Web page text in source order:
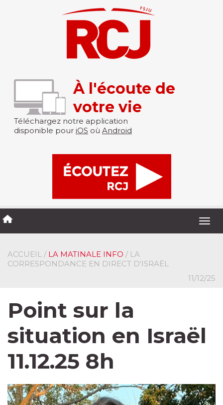
À l'écoute de
votre vie
Téléchargez notre application
disponible pour iOS où Android
ACCUEIL / LA MATINALE INFO / LA
CORRESPONDANCE EN DIRECT D'ISRAËL
11/12/25
Point sur la
situation en Israël
11.12.25 8h